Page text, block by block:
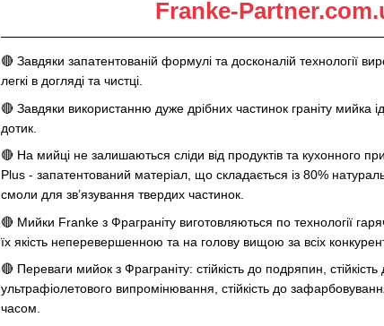
Franke-
🔴 Завдяки запатентованій формулі та досконалій технології
легкі в догляді та чистці.
🔴 Завдяки використанню дуже дрібних частинок граніту мийка
дотик.
🔴 На мийці не залишаються сліди від продуктів та кухонного
Plus - запатентований матеріал, що складається із 80%
смоли для зв’язування твердих частинок.
🔴 Мийки Franke з Фраграніту виготовляються по технології
їх якість неперевершенною та на голову вищою за всіх
🔴 Переваги мийок з Фраграніту: стійкість до подряпин, стійкість
ультрафіолетового випромінювання, стійкість до
часом.